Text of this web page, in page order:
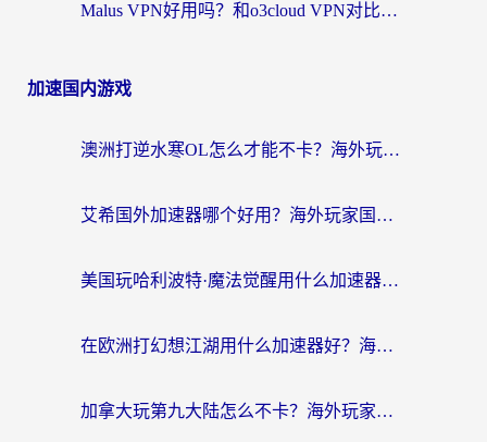
Malus VPN好用吗？和o3cloud VPN对比哪个回国效果更好？
加速国内游戏
澳洲打逆水寒OL怎么才能不卡？海外玩家国服游戏加速终极指南（附梦幻模拟战地铁跑酷解决办法）
艾希国外加速器哪个好用？海外玩家国服游戏畅玩终极指南（附欧洲玩鸣潮街头篮球实测）
美国玩哈利波特·魔法觉醒用什么加速器？告别延迟的终极指南（含免费QQ炫舞方案+印尼妄想山海秘籍）
在欧洲打幻想江湖用什么加速器好？海外玩家国服游戏畅玩指南
加拿大玩第九大陆怎么不卡？海外玩家国服游戏加速全攻略（附足球世界萤火突击实测）